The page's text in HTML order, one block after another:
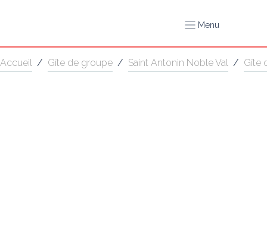
Menu
Accueil / Gîte de groupe / Saint Antonin Noble Val / Gîte